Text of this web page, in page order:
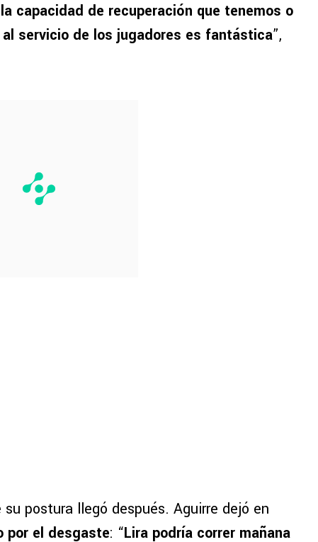
la capacidad de recuperación que tenemos o
servicio de los jugadores es fantástica”,
postura llegó después. Aguirre dejó en
por el desgaste: “Lira podría correr mañana